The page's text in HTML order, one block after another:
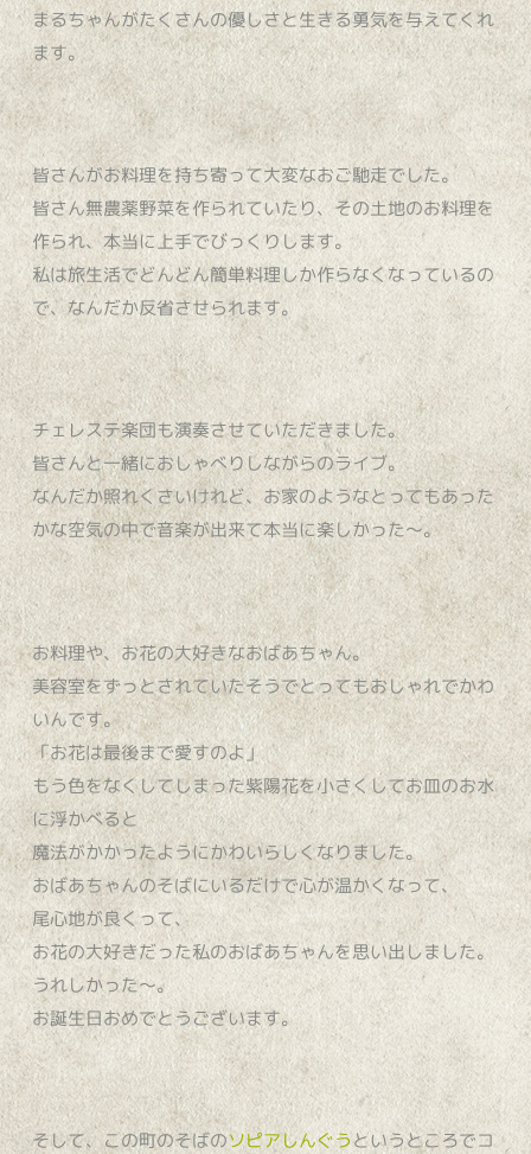
まるちゃんがたくさんの優しさと生きる勇気を与えてくれ
ます。
皆さんがお料理を持ち寄って大変なおご馳走でした。
皆さん無農薬野菜を作られていたり、その土地のお料理を
作られ、本当に上手でびっくりします。
私は旅生活でどんどん簡単料理しか作らなくなっているの
で、なんだか反省させられます。
チェレステ楽団も演奏させていただきました。
皆さんと一緒におしゃべりしながらのライブ。
なんだか照れくさいけれど、お家のようなとってもあった
かな空気の中で音楽が出来て本当に楽しかった〜。
お料理や、お花の大好きなおばあちゃん。
美容室をずっとされていたそうでとってもおしゃれでかわ
いんです。
「お花は最後まで愛すのよ」
もう色をなくしてしまった紫陽花を小さくしてお皿のお水
に浮かべると
魔法がかかったようにかわいらしくなりました。
おばあちゃんのそばにいるだけで心が温かくなって、
尾心地が良くって、
お花の大好きだった私のおばあちゃんを思い出しました。
うれしかった〜。
お誕生日おめでとうございます。
そして、この町のそばのソピアしんぐうというところでコ